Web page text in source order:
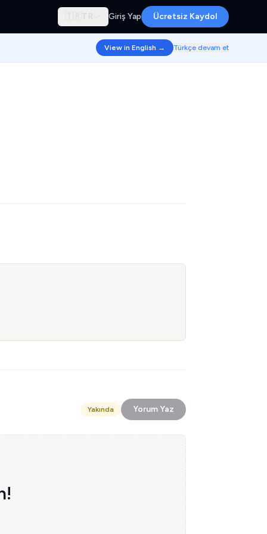
🇹🇷 TR Giriş Yap Ücretsiz Kaydol
View in English → Türkçe devam et
Yakında Yorum Yaz